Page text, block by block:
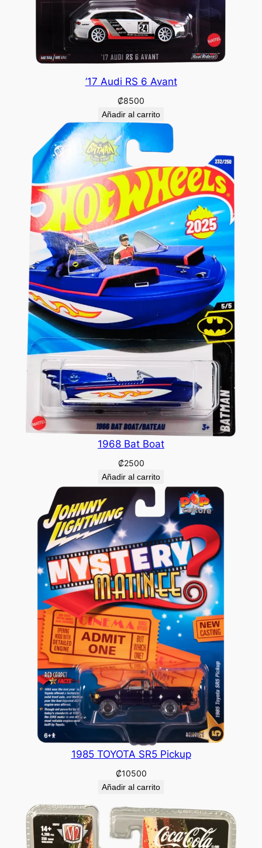
’17 Audi RS 6 Avant
₡8500
Añadir al carrito
1968 Bat Boat
₡2500
Añadir al carrito
1985 TOYOTA SR5 Pickup
₡10500
Añadir al carrito